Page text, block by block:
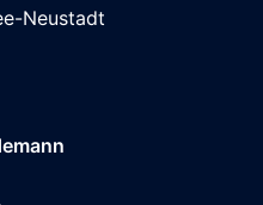
Neustadt